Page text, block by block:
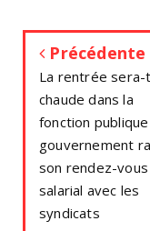
Précédente
La rentrée sera-
chaude dans la
fonction publique
gouvernement
son rendez-vous
salarial avec les
syndicats